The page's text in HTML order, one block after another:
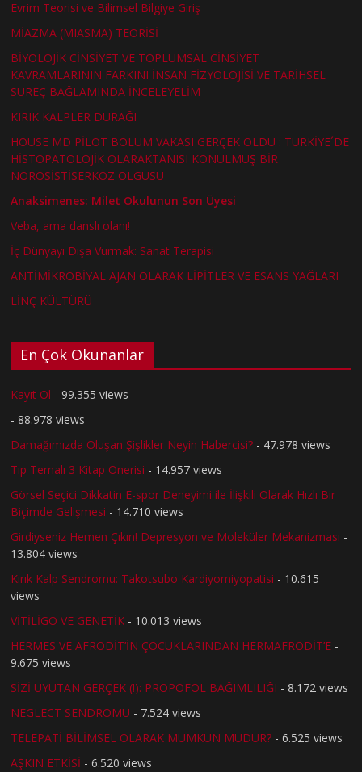
Evrim Teorisi ve Bilimsel Bilgiye Giriş
MİAZMA (MIASMA) TEORİSİ
BİYOLOJİK CİNSİYET VE TOPLUMSAL CİNSİYET
KAVRAMLARININ FARKINI İNSAN FİZYOLOJİSİ VE TARİHSEL
SÜREÇ BAĞLAMINDA İNCELEYELİM
KIRIK KALPLER DURAĞI
HOUSE MD PİLOT BÖLÜM VAKASI GERÇEK OLDU : TÜRKİYE´DE
HİSTOPATOLOJİK OLARAKTANISI KONULMUŞ BİR
NÖROSİSTİSERKOZ OLGUSU
Anaksimenes: Milet Okulunun Son Üyesi
Veba, ama danslı olanı!
İç Dünyayı Dışa Vurmak: Sanat Terapisi
ANTİMİKROBİYAL AJAN OLARAK LİPİTLER VE ESANS YAĞLARI
LİNÇ KÜLTÜRÜ
En Çok Okunanlar
Kayıt Ol - 99.355 views
- 88.978 views
Damağımızda Oluşan Şişlikler Neyin Habercisi? - 47.978 views
Tıp Temalı 3 Kitap Önerisi - 14.957 views
Görsel Seçici Dikkatin E-spor Deneyimi ile İlişkili Olarak Hızlı Bir
Biçimde Gelişmesi - 14.710 views
Girdiyseniz Hemen Çıkın! Depresyon ve Moleküler Mekanizması -
13.804 views
Kırık Kalp Sendromu: Takotsubo Kardiyomiyopatisi - 10.615
views
VİTİLİGO VE GENETİK - 10.013 views
HERMES VE AFRODİT’İN ÇOCUKLARINDAN HERMAFRODİT’E -
9.675 views
SİZİ UYUTAN GERÇEK (!): PROPOFOL BAĞIMLILIĞI - 8.172 views
NEGLECT SENDROMU - 7.524 views
TELEPATİ BİLİMSEL OLARAK MÜMKÜN MÜDÜR? - 6.525 views
AŞKIN ETKİSİ - 6.520 views